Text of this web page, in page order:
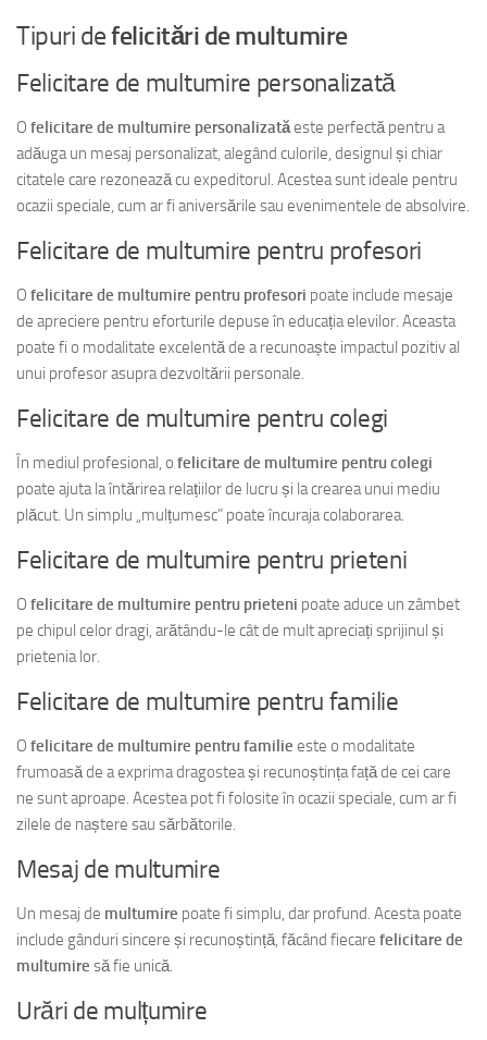
Tipuri defelicitări de multumire
Felicitare de multumire personalizată
O felicitare de multumire personalizatăeste perfectă pentru a
adăuga un mesaj personalizat, alegând culorile, designul și chiar
citatele care rezonează cu expeditorul. Acestea sunt ideale pentru
ocazii speciale, cum ar fi aniversările sau evenimentele de absolvire.
Felicitare de multumire pentru profesori
O felicitare de multumire pentru profesori poate include mesaje
de apreciere pentru eforturile depuse în educația elevilor. Aceasta
poate fi o modalitate excelentă de a recunoaște impactul pozitiv al
unui profesor asupra dezvoltării personale.
Felicitare de multumire pentru colegi
În mediul profesional, o felicitare de multumire pentru colegi
poate ajuta la întărirea relațiilor de lucru și la crearea unui mediu
plăcut. Un simplu „mulțumesc” poate încuraja colaborarea.
Felicitare de multumire pentru prieteni
O felicitare de multumire pentru prieteni poate aduce un zâmbet
pe chipul celor dragi, arătându-le cât de mult apreciați sprijinul și
prietenia lor.
Felicitare de multumire pentru familie
O felicitare de multumire pentru familie este o modalitate
frumoasă de a exprima dragostea și recunoștința față de cei care
ne sunt aproape. Acestea pot fi folosite în ocazii speciale, cum ar fi
zilele de naștere sau sărbătorile.
Mesaj de multumire
Un mesaj de multumire poate fi simplu, dar profund. Acesta poate
include gânduri sincere și recunoștință, făcând fiecare felicitare de
multumire să fie unică.
Urări de mulțumire